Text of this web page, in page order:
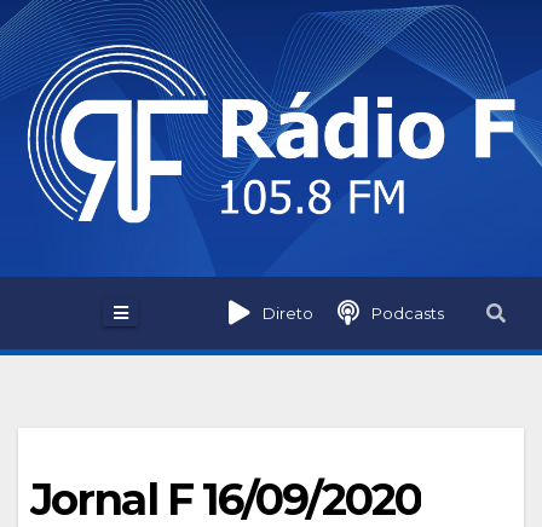
Skip
to
content
Direto Podcasts
Jornal F 16/09/2020